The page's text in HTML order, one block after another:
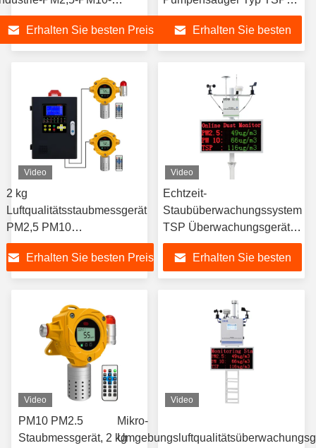
Erhalten Sie besten Preis
Überwachungsanlage für
die Luftqualität
Erhalten Sie besten
Video
2 kg
Luftqualitätsstaubmessgerät
PM2,5 PM10
Partikelüberwachungssystem
Erhalten Sie besten Preis
Video
Echtzeit-
Staubüberwachungssystem
TSP Überwachungsgerät
für die Luftqualität PM2.5
PM10
Erhalten Sie besten
Video
PM10 PM2.5
Staubmessgerät, 2 kg
Video
Mikro-